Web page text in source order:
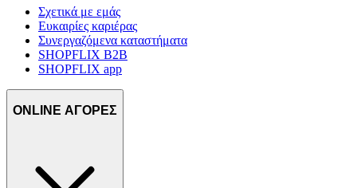
Σχετικά με εμάς
Ευκαιρίες καριέρας
Συνεργαζόμενα καταστήματα
SHOPFLIX B2B
SHOPFLIX app
ONLINE ΑΓΟΡΕΣ